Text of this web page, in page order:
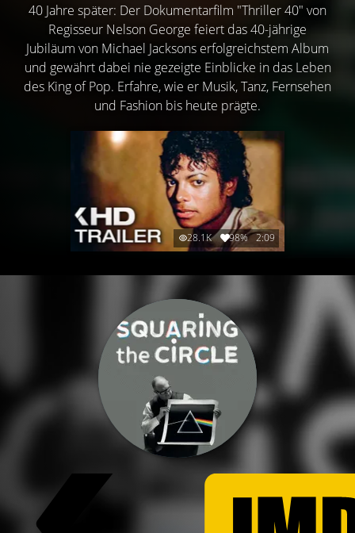
40 Jahre später: Der Dokumentarfilm "Thriller 40" von
Regisseur Nelson George feiert das 40-jährige
Jubiläum von Michael Jacksons erfolgreichstem Album
und gewährt dabei nie gezeigte Einblicke in das Leben
des King of Pop. Erfahre, wie er Musik, Tanz, Fernsehen
und Fashion bis heute prägte.
28.1K 98% 2:09